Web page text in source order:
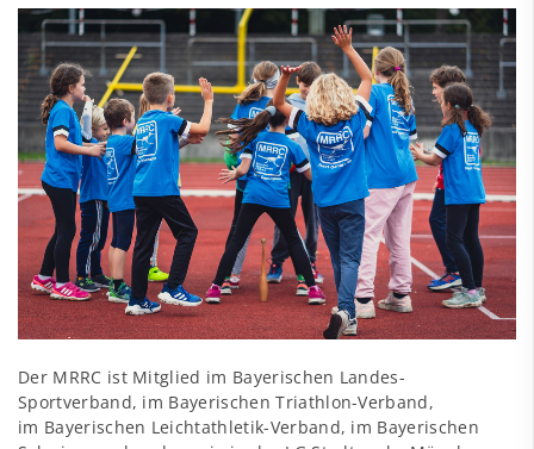
Der MRRC ist Mitglied im Bayerischen Landes-
Sportverband, im Bayerischen Triathlon-Verband,
im Bayerischen Leichtathletik-Verband, im Bayerischen